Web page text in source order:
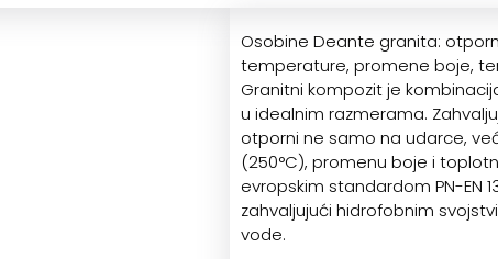
Osobine Deante granita:
temperature, promene boje,
Granitni kompozit je
u idealnim razmerama.
otporni ne samo na udarce,
(250°C), promenu boje i
evropskim standardom PN-EN
zahvaljujući hidrofobnim
vode.